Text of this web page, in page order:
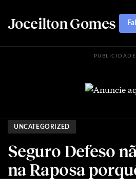
Joceilton Gomes
PUBLICIDADE
UNCATEGORIZED
Seguro Defeso
na Raposa